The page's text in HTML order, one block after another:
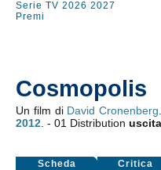
Serie TV 2026 2027
Premi
Cosmopolis
Un film di David Cronenberg
2012 . - 01 Distribution
Scheda Critica